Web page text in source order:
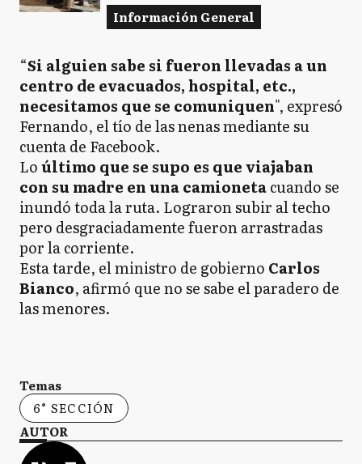
Información General
“Si alguien sabe si fueron llevadas a un
centro de evacuados, hospital, etc.,
necesitamos que se comuniquen", expresó
Fernando, el tío de las nenas mediante su
cuenta de Facebook.
Loúltimo que se supo es que viajaban
con su madre en una camionetacuando se
inundó toda la ruta. Lograron subir al techo
pero desgraciadamente fueron arrastradas
por la corriente.
Esta tarde, el ministro de gobierno Carlos
Bianco, afirmó que no se sabe el paradero de
las menores.
Temas
6° SECCIÓN
AUTOR